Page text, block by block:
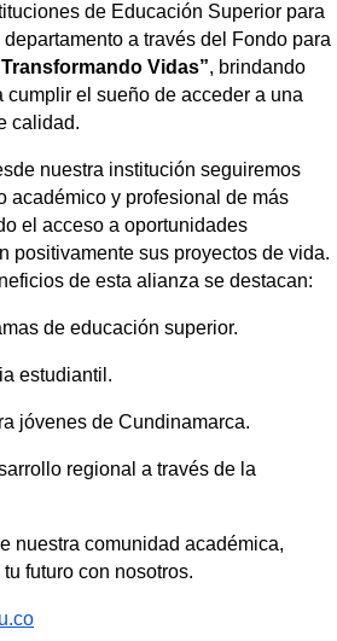
de Educación Superior para
a través del Fondo para
Vidas”, brindando
cumplir el sueño de acceder a una
calidad.
nuestra institución seguiremos
académico y profesional de más
el acceso a oportunidades
positivamente sus proyectos de vida.
de esta alianza se destacan:
de educación superior.
estudiantil.
jóvenes de Cundinamarca.
regional a través de la
nuestra comunidad académica,
futuro con nosotros.